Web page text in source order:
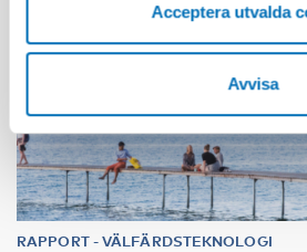
Acceptera utvalda
Avvisa
RAPPORT-VÄLFÄRDSTEKNOLOGI